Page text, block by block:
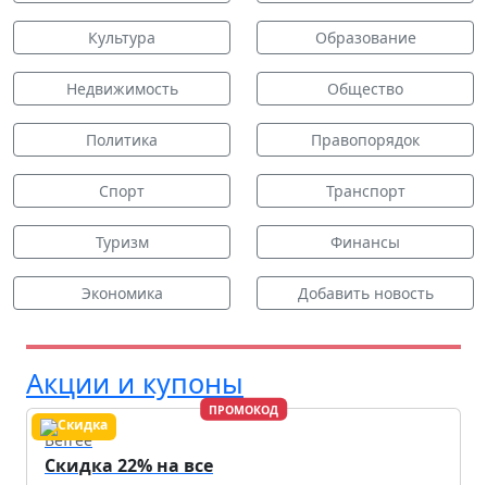
Культура Образование
Недвижимость Общество
Политика Правопорядок
Спорт Транспорт
Туризм Финансы
Экономика Добавить новость
Акции и купоны
ПРОМОКОД
Befree
Скидка 22% на все